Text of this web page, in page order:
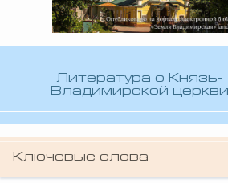
Литература о Князь-
Владимирской церкви
Ключевые слова
Князь-Владимирская церковь,